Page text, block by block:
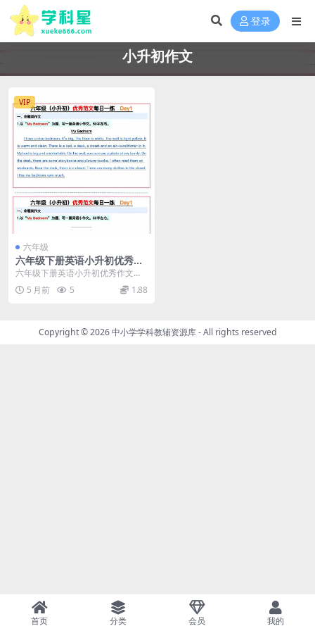
登录
小升初作文
VIP
六年级
六年级下册英语小升初优秀作
文范文每日一练15天（电子版
高清打印）
六年级下册英语小升初优秀作文范
文每日一练详情 在小升初英语考试
中，作文往往是拉开...
5 月前 5 1.88
Copyright © 2026中小学学科教辅资源库- All rights reserved
首页 分类 会员 我的